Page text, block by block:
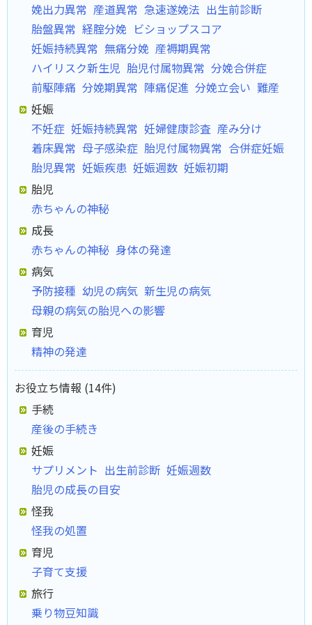
娩出力異常 産道異常 急速遂娩法 出生前診断
胎盤異常 経腟分娩 ビショップスコア
妊娠持続異常 無痛分娩 産褥期異常
ハイリスク新生児 胎児付属物異常 分娩合併症
前駆陣痛 分娩期異常 陣痛促進 分娩立会い 難産
妊娠
不妊症 妊娠持続異常 妊婦健康診査 産み分け
着床異常 母子感染症 胎児付属物異常 合併症妊娠
胎児異常 妊娠疾患 妊娠週数 妊娠初期
胎児
赤ちゃんの神秘
成長
赤ちゃんの神秘 身体の発達
病気
予防接種 幼児の病気 新生児の病気
母親の病気の胎児への影響
育児
精神の発達
お役立ち情報 (14件)
手続
産後の手続き
妊娠
サプリメント 出生前診断 妊娠週数
胎児の成長の目安
怪我
怪我の処置
育児
子育て支援
旅行
乗り物豆知識